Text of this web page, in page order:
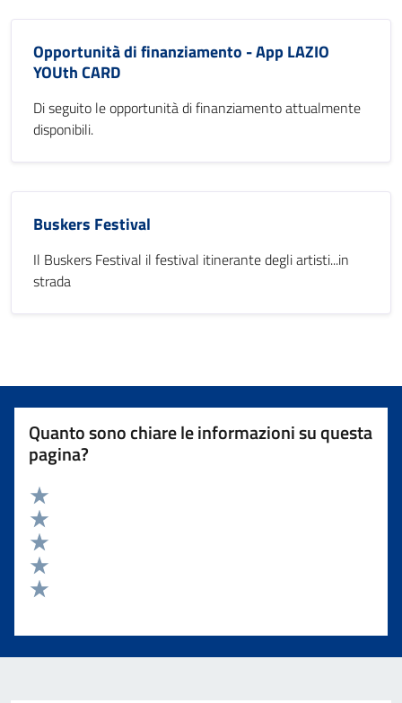
Opportunità di finanziamento - App LAZIO
YOUth CARD
Di seguito le opportunità di finanziamento attualmente
disponibili.
Buskers Festival
Il Buskers Festival il festival itinerante degli artisti...in
strada
Quanto sono chiare le informazioni su questa
pagina?
Valuta 5 stelle su 5
Valuta 4 stelle su 5
Valuta 3 stelle su 5
Valuta 2 stelle su 5